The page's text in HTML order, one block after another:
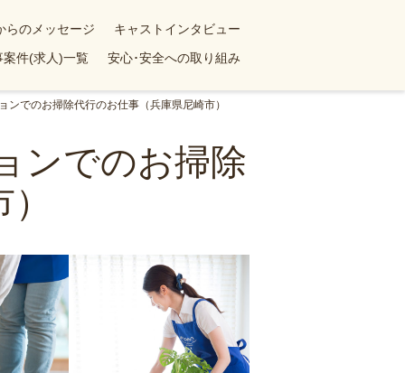
らのメッセージ
キャストインタビュー
案件(求人)一覧 安心･安全への取り組み
でのお掃除代行のお仕事（兵庫県尼崎市）
ンでのお掃除